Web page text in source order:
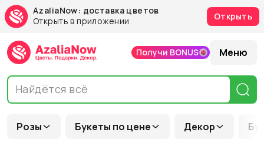
AzaliaNow: доставка цветов
Открыть в приложении
Открыть
Розы Букеты по цене Декор
Получи BONUS Меню